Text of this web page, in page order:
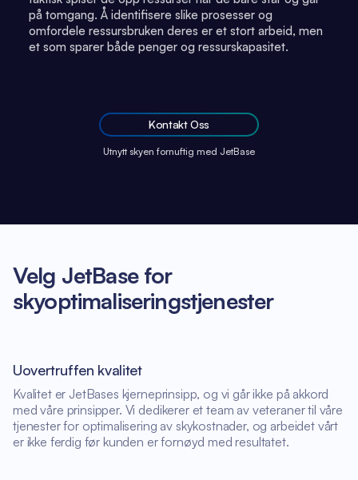
på tomgang. Å identifisere slike prosesser og
omfordele ressursbruken deres er et stort arbeid, men
et som sparer både penger og ressurskapasitet.
Kontakt Oss
Utnytt skyen fornuftig med JetBase
Velg JetBase for
skyoptimaliseringstjenester
Uovertruffen kvalitet
Kvalitet er JetBases kjerneprinsipp, og vi går ikke på akkord
med våre prinsipper. Vi dedikerer et team av veteraner til våre
tjenester for optimalisering av skykostnader, og arbeidet vårt
er ikke ferdig før kunden er fornøyd med resultatet.